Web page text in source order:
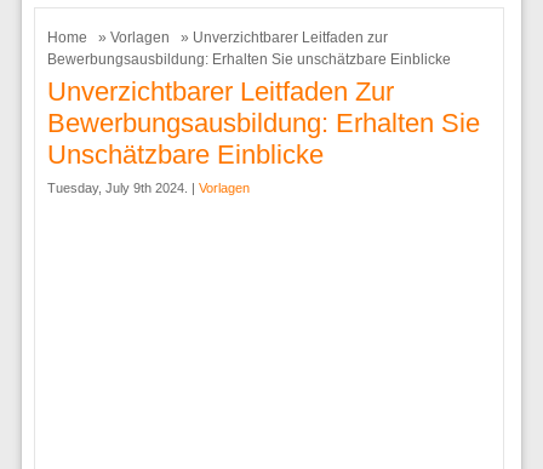
Home » Vorlagen
» Unverzichtbarer Leitfaden zur
Bewerbungsausbildung: Erhalten Sie unschätzbare Einblicke
Unverzichtbarer Leitfaden Zur
Bewerbungsausbildung: Erhalten Sie
Unschätzbare Einblicke
Tuesday, July 9th 2024. | Vorlagen